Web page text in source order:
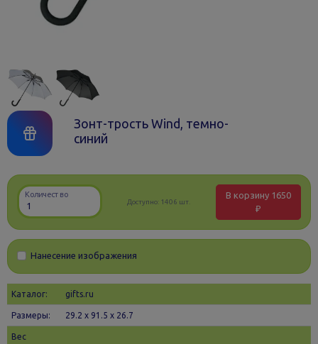
Зонт-трость Wind, темно-
синий
Количество
Доступно: 1406 шт.
В корзину 1650
₽
Нанесение изображения
Каталог: gifts.ru
Размеры: 29.2 х 91.5 x 26.7
Вес